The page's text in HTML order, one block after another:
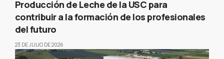
Producción de Leche de la USC para
contribuir a la formación de los profesionales
del futuro
23 DE JULIO DE 2026